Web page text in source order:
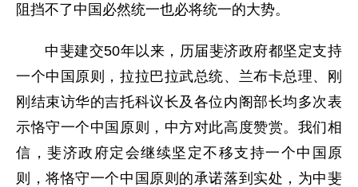
阻挡不了中国必然统一也必将统一的大势。
中斐建交50年以来，历届斐济政府都坚定支持
一个中国原则，拉拉巴拉武总统、兰布卡总理、刚
刚结束访华的吉托科议长及各位内阁部长均多次表
示恪守一个中国原则，中方对此高度赞赏。我们相
信，斐济政府定会继续坚定不移支持一个中国原
则，将恪守一个中国原则的承诺落到实处，为中斐